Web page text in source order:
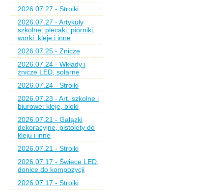
2026.07.27 - Stroiki
2026.07.27 - Artykuły
szkolne: plecaki, piórniki,
worki, kleje i inne
2026.07.25 - Znicze
2026.07.24 - Wkłady i
znicze LED, solarne
2026.07.24 - Stroiki
2026.07.23 - Art. szkolne i
biurowe: kleje, bloki
2026.07.21 - Gałązki
dekoracyjne, pistolety do
kleju i inne
2026.07.21 - Stroiki
2026.07.17 - Świece LED,
donice do kompozycji
2026.07.17 - Stroiki